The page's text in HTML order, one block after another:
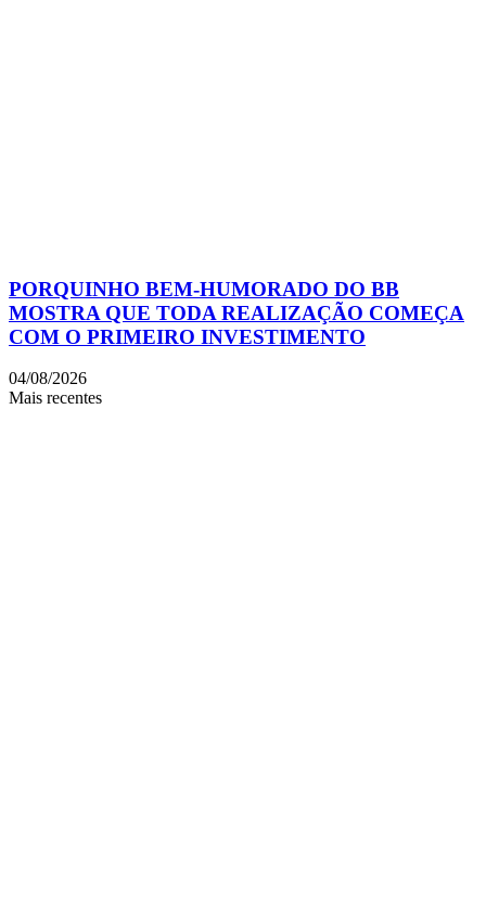
PORQUINHO BEM-HUMORADO DO BB
MOSTRA QUE TODA REALIZAÇÃO COMEÇA
COM O PRIMEIRO INVESTIMENTO
04/08/2026
Mais recentes